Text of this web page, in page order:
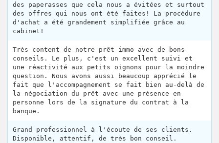
des paperasses que cela nous a évitées et surtout
des offres qui nous ont été faites! La procédure
d'achat a été grandement simplifiée grâce au
cabinet!
Très content de notre prêt immo avec de bons
conseils. Le plus, c'est un excellent suivi et
une réactivité aux petits oignons pour la moindre
question. Nous avons aussi beaucoup apprécié le
fait que l'accompagnement se fait bien au-delà de
la négociation du prêt avec une présence en
personne lors de la signature du contrat à la
banque.
Grand professionnel à l'écoute de ses clients.
Disponible, attentif, de très bon conseil.